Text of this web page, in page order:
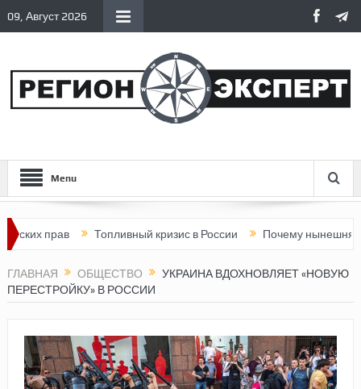
09, Август 2026
Menu
прав Топливный кризис в России Почему нынешняя
ГЛАВНАЯ ОБЩЕСТВО
УКРАИНА ВДОХНОВЛЯЕТ «НОВУЮ
ПЕРЕСТРОЙКУ» В РОССИИ